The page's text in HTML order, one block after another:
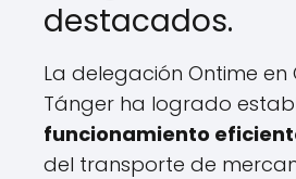
destacados.
La delegación Ontime en
Tánger ha logrado
funcionamiento
del transporte de